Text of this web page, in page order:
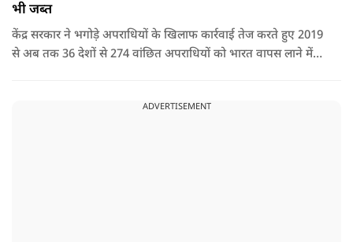
भी जब्त
केंद्र सरकार ने भगोड़े अपराधियों के खिलाफ कार्रवाई तेज करते हुए 2019
से अब तक 36 देशों से 274 वांछित अपराधियों को भारत वापस लाने में
ADVERTISEMENT